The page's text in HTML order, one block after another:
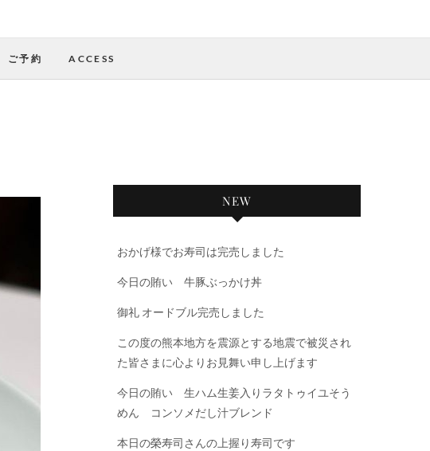
ご予約 ACCESS
NEW
おかげ様でお寿司は完売しました
今日の賄い 牛豚ぶっかけ丼
御礼 オードブル完売しました
この度の熊本地方を震源とする地震で被災され
た皆さまに心よりお見舞い申し上げます
今日の賄い 生ハム生姜入りラタトゥイユそう
めん コンソメだし汁ブレンド
本日の榮寿司さんの上握り寿司です